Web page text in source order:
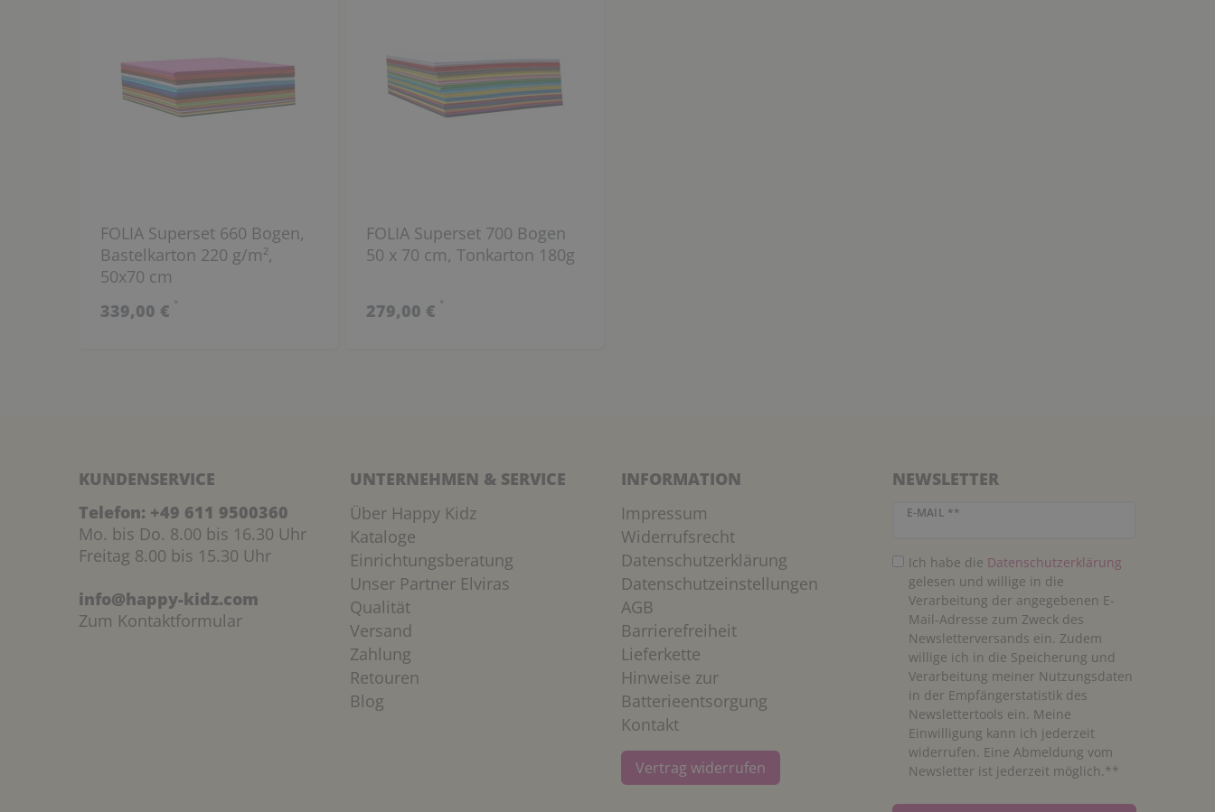
FOLIA Superset 660 Bogen,
Bastelkarton 220 g/m²,
50x70 cm
339,00 € *
FOLIA Superset 700 Bogen
50 x 70 cm, Tonkarton 180g
279,00 € *
KUNDENSERVICE
Telefon: +49 611 9500360
Mo. bis Do. 8.00 bis 16.30 Uhr
Freitag 8.00 bis 15.30 Uhr
info@happy-kidz.com
Zum Kontaktformular
UNTERNEHMEN & SERVICE
Über Happy Kidz
Kataloge
Einrichtungsberatung
Unser Partner Elviras
Qualität
Versand
Zahlung
Retouren
Blog
INFORMATION
Impressum
Widerrufsrecht
Datenschutzerklärung
Datenschutzeinstellungen
AGB
Barrierefreiheit
Lieferkette
Hinweise zur
Batterieentsorgung
Kontakt
Vertrag widerrufen
NEWSLETTER
E-MAIL **
Newsletter Honig
Ich habe die Daten­schutz­erklärung
gelesen und willige in die
Verarbeitung der angegebenen E-
Mail-Adresse zum Zweck des
Newsletterversands ein. Zudem
willige ich in die Speicherung und
Verarbeitung meiner Nutzungsdaten
in der Empfängerstatistik des
Newslettertools ein. Meine
Einwilligung kann ich jederzeit
widerrufen. Eine Abmeldung vom
Newsletter ist jederzeit möglich.**